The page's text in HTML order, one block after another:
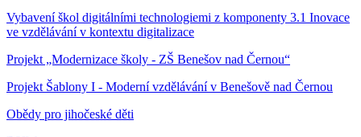
Vybavení škol digitálními technologiemi z komponenty 3.1 Inovace
ve vzdělávání v kontextu digitalizace
Projekt „Modernizace školy - ZŠ Benešov nad Černou“
Projekt Šablony I - Moderní vzdělávání v Benešově nad Černou
Obědy pro jihočeské děti